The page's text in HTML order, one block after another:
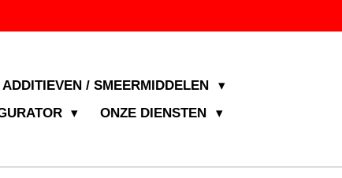
/ SMEERMIDDELEN
ONZE DIENSTEN